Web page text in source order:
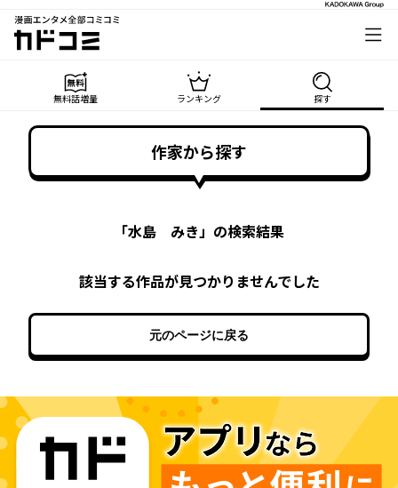
漫画エンタメ全部コミコミ
カドコミ
無料話増量 ランキング 探す
作家から探す
「水島 みき」の検索結果
該当する作品が見つかりませんでした
元のページに戻る